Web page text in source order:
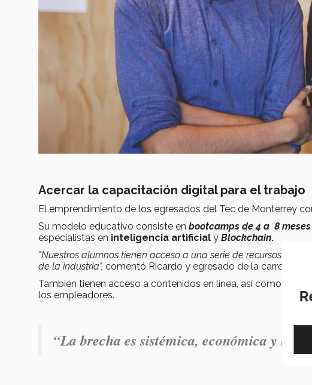
Acercar la capacitación digital para el trabajo
El emprendimiento de los egresados del Tec de Monterrey
Su modelo educativo consiste en bootcamps de 4 a 8 meses
especialistas en inteligencia artificial y Blockchain.
"Nuestros alumnos tienen acceso a una serie de recursos
de la industria", comentó Ricardo y egresado de la carrera de
También tienen acceso a contenidos en línea, así como a
los empleadores.
“La brecha es sistémica, económica y la